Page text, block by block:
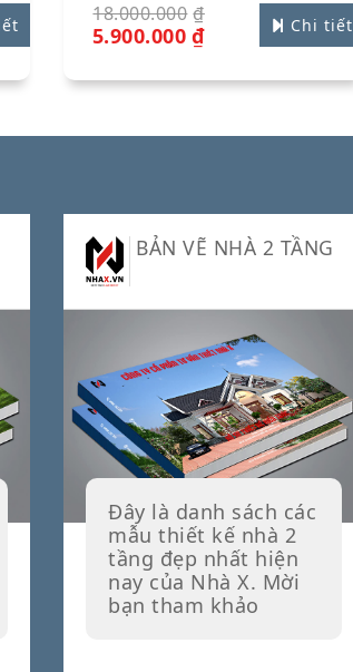
18.000.000 ₫
5.900.000 ₫ Chi tiết
BẢN VẼ NHÀ 2 TẦNG
Đây là danh sách các
mẫu thiết kế nhà 2
tầng đẹp nhất hiện
nay của Nhà X. Mời
bạn tham khảo